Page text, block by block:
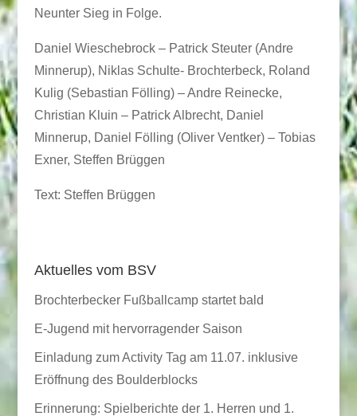
Neunter Sieg in Folge.
Daniel Wieschebrock – Patrick Steuter (Andre
Minnerup), Niklas Schulte- Brochterbeck, Roland
Kulig (Sebastian Fölling) – Andre Reinecke,
Christian Kluin – Patrick Albrecht, Daniel
Minnerup, Daniel Fölling (Oliver Ventker) – Tobias
Exner, Steffen Brüggen
Text: Steffen Brüggen
Aktuelles vom BSV
Brochterbecker Fußballcamp startet bald
E-Jugend mit hervorragender Saison
Einladung zum Activity Tag am 11.07. inklusive
Eröffnung des Boulderblocks
Erinnerung: Spielberichte der 1. Herren und 1.